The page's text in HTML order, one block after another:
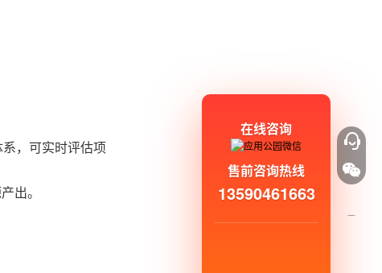
，可实时评估项
出。
在线咨询
售前咨询热线
13590461663